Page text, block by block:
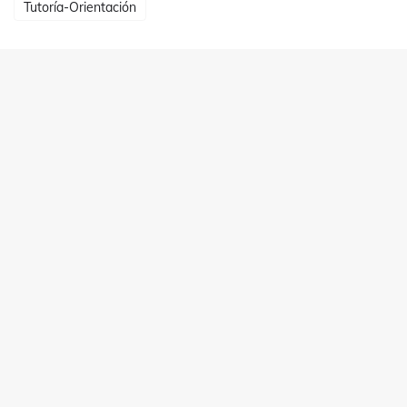
Tutoría-Orientación